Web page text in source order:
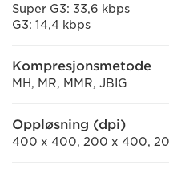
Super G3: 33,6 kbps
G3: 14,4 kbps
Kompresjonsmetode
MH, MR, MMR, JBIG
Oppløsning (dpi)
400 x 400, 200 x 400,